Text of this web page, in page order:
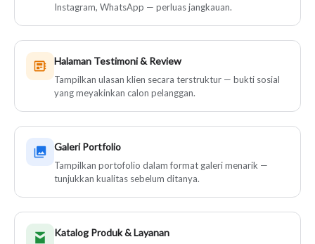
Instagram, WhatsApp — perluas jangkauan.
Halaman Testimoni & Review
Tampilkan ulasan klien secara terstruktur — bukti sosial
yang meyakinkan calon pelanggan.
Galeri Portfolio
Tampilkan portofolio dalam format galeri menarik —
tunjukkan kualitas sebelum ditanya.
Katalog Produk & Layanan